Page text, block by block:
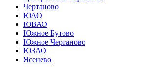
Чертаново
ЮАО
ЮВАО
Южное Бутово
Южное Чертаново
ЮЗАО
Ясенево